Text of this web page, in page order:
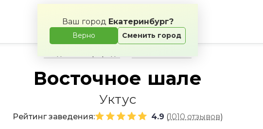
Ваш город Екатеринбург?
Верно Сменить город
Восточное шале
Уктус
Рейтинг заведения: 4.9 (1010 отзывов)